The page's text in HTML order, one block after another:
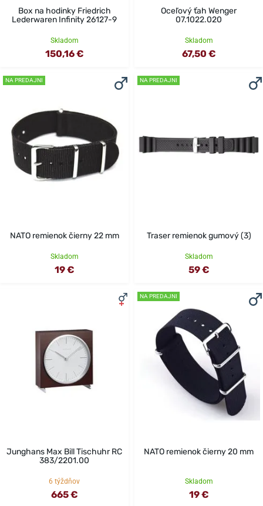
Box na hodinky Friedrich
Lederwaren Infinity 26127-9
Skladom
150,16 €
Oceľový ťah Wenger
07.1022.020
Skladom
67,50 €
NA PREDAJNI
NATO remienok čierny 22 mm
Skladom
19 €
NA PREDAJNI
Traser remienok gumový (3)
Skladom
59 €
Junghans Max Bill Tischuhr RC
383/2201.00
6 týždňov
665 €
NA PREDAJNI
NATO remienok čierny 20 mm
Skladom
19 €